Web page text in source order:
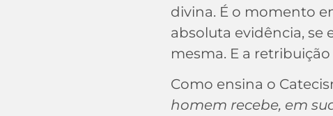
divina. É o momento
absoluta evidência, se
mesma. E a
Como ensina o
homem recebe, em